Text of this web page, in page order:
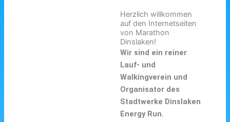
Herzlich willkommen
auf den Internetseiten
von Marathon
Dinslaken!
Wir sind ein reiner
Lauf- und
Walkingverein und
Organisator des
Stadtwerke Dinslaken
Energy Run.